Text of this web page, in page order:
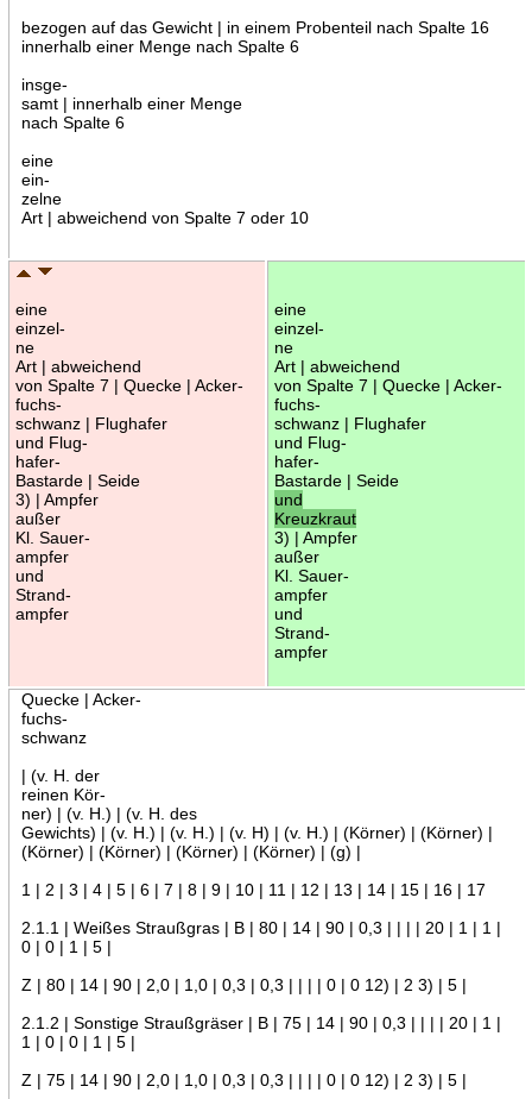
bezogen auf das Gewicht | in einem Probenteil nach Spalte 16
innerhalb einer Menge nach Spalte 6
insge-
samt | innerhalb einer Menge
nach Spalte 6
eine
ein-
zelne
Art | abweichend von Spalte 7 oder 10
eine
einzel-
ne
Art | abweichend
von Spalte 7 | Quecke | Acker-
fuchs-
schwanz | Flughafer
und Flug-
hafer-
Bastarde | Seide
3) | Ampfer
außer
Kl. Sauer-
ampfer
und
Strand-
ampfer
eine
einzel-
ne
Art | abweichend
von Spalte 7 | Quecke | Acker-
fuchs-
schwanz | Flughafer
und Flug-
hafer-
Bastarde | Seide
und
Kreuzkraut
3) | Ampfer
außer
Kl. Sauer-
ampfer
und
Strand-
ampfer
Quecke | Acker-
fuchs-
schwanz
| (v. H. der
reinen Kör-
ner) | (v. H.) | (v. H. des
Gewichts) | (v. H.) | (v. H.) | (v. H) | (v. H.) | (Körner) | (Körner) |
(Körner) | (Körner) | (Körner) | (Körner) | (g) |
1 | 2 | 3 | 4 | 5 | 6 | 7 | 8 | 9 | 10 | 11 | 12 | 13 | 14 | 15 | 16 | 17
2.1.1 | Weißes Straußgras | B | 80 | 14 | 90 | 0,3 | | | | 20 | 1 | 1 |
0 | 0 | 1 | 5 |
Z | 80 | 14 | 90 | 2,0 | 1,0 | 0,3 | 0,3 | | | | 0 | 0 12) | 2 3) | 5 |
2.1.2 | Sonstige Straußgräser | B | 75 | 14 | 90 | 0,3 | | | | 20 | 1 |
1 | 0 | 0 | 1 | 5 |
Z | 75 | 14 | 90 | 2,0 | 1,0 | 0,3 | 0,3 | | | | 0 | 0 12) | 2 3) | 5 |